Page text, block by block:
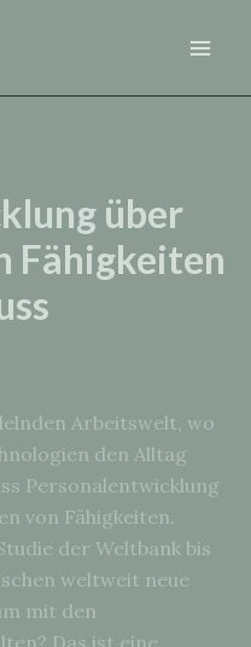
über
Fähigkeiten
Arbeitswelt, wo
den Alltag
Personalentwicklung
von Fähigkeiten.
der Weltbank bis
weltweit neue
mit den
Das ist eine